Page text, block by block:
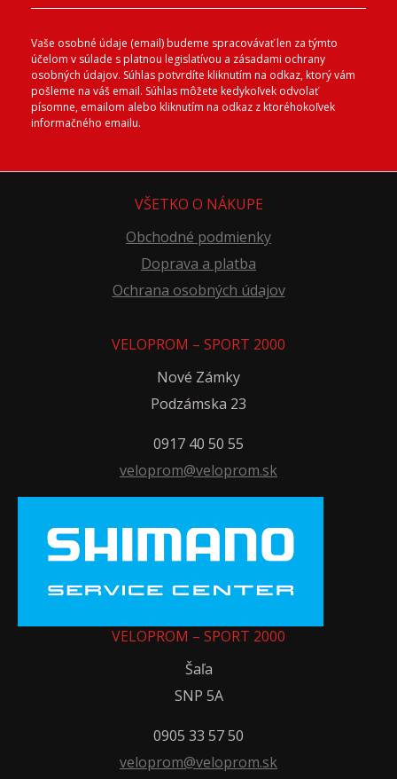
Vaše osobné údaje (email) budeme spracovávať len za týmto
účelom v súlade s platnou legislatívou a zásadami ochrany
osobných údajov. Súhlas potvrdíte kliknutím na odkaz, ktorý vám
pošleme na váš email. Súhlas môžete kedykoľvek odvolať
písomne, emailom alebo kliknutím na odkaz z ktoréhokoľvek
informačného emailu.
VŠETKO O NÁKUPE
Obchodné podmienky
Doprava a platba
Ochrana osobných údajov
VELOPROM – SPORT 2000
Nové Zámky
Podzámska 23
0917 40 50 55
veloprom@veloprom.sk
VELOPROM – SPORT 2000
Šaľa
SNP 5A
0905 33 57 50
veloprom@veloprom.sk